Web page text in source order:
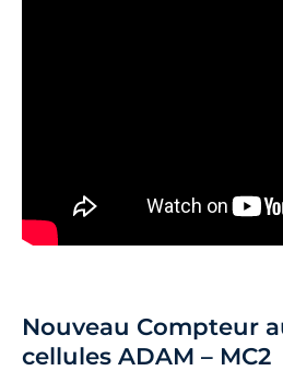
Nouveau Compteur
cellules ADAM – MC2